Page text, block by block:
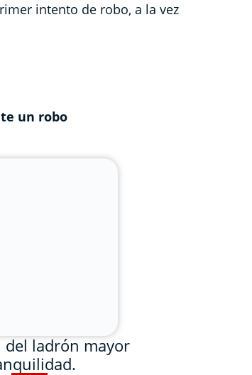
intento de robo, a la vez
un robo
del ladrón mayor